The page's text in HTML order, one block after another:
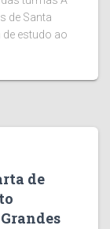
de Santa
de estudo ao
de